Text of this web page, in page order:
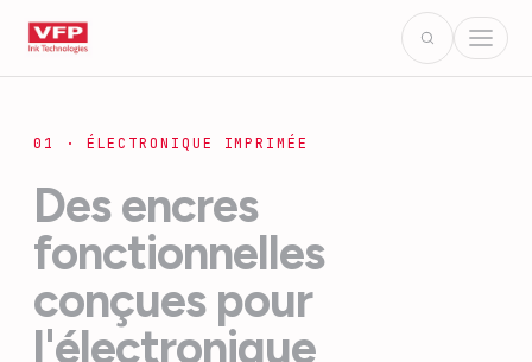
01 · ÉLECTRONIQUE IMPRIMÉE
Des encres
fonctionnelles
conçues pour
l'électronique